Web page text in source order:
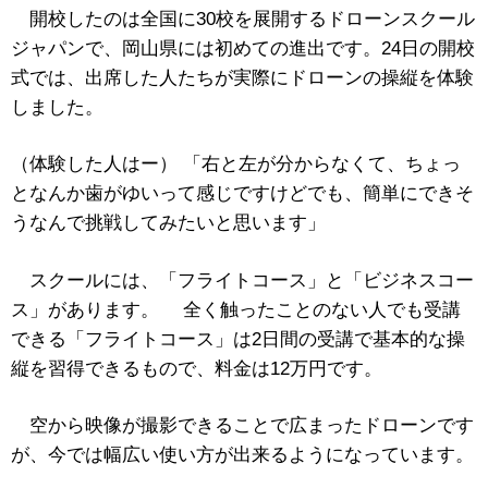
開校したのは全国に30校を展開するドローンスクール
ジャパンで、岡山県には初めての進出です。24日の開校
式では、出席した人たちが実際にドローンの操縦を体験
しました。
（体験した人はー） 「右と左が分からなくて、ちょっ
となんか歯がゆいって感じですけどでも、簡単にできそ
うなんで挑戦してみたいと思います」
スクールには、「フライトコース」と「ビジネスコー
ス」があります。 全く触ったことのない人でも受講
できる「フライトコース」は2日間の受講で基本的な操
縦を習得できるもので、料金は12万円です。
空から映像が撮影できることで広まったドローンです
が、今では幅広い使い方が出来るようになっています。